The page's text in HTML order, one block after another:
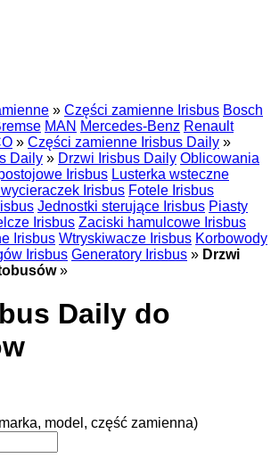
» Części zamienne Irisbus Bosch
MAN Mercedes-Benz Renault
» Części zamienne Irisbus Daily »
Daily » Drzwi Irisbus Daily Oblicowania
Irisbus Lusterka wsteczne
Irisbus Fotele Irisbus
Jednostki sterujące Irisbus Piasty
Irisbus Zaciski hamulcowe Irisbus
Irisbus Wtryskiwacze Irisbus Korbowody
Irisbus Generatory Irisbus » Drzwi
»
Daily do
model, część zamienna)